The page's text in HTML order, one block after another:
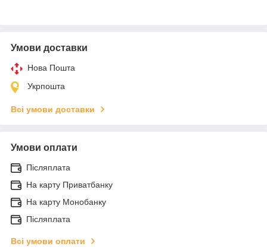
Умови доставки
Нова Пошта
Укрпошта
Всі умови доставки
Умови оплати
Післяплата
На карту Приватбанку
На карту Монобанку
Післяплата
Всі умови оплати